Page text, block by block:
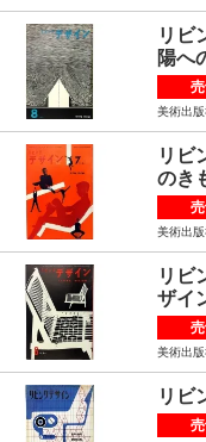
リビ
陽へ
美術出
リビ
のき
美術出
リビ
ザイ
美術出
リビ